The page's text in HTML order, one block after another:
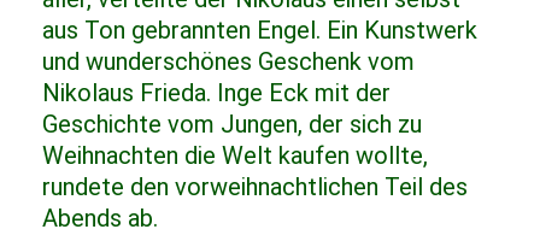
aus Ton gebrannten Engel. Ein Kunstwerk
und wunderschönes Geschenk vom
Nikolaus Frieda. Inge Eck mit der
Geschichte vom Jungen, der sich zu
Weihnachten die Welt kaufen wollte,
rundete den vorweihnachtlichen Teil des
Abends ab.